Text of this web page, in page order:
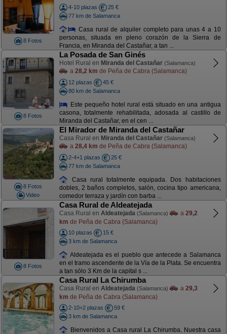
8 Fotos
4-10 plazas
25 €
77 km de Salamanca
Casa rural de alquiler completo para unas 4 a 10
personas, situada en pleno corazón de la Sierra de
Francia, en Miranda del Castañar, a tan ...
8 Fotos
La Posada de San Ginés
Hotel Rural en Miranda del Castañar (Salamanca)
a 28,2 km de Peña de Cabra (Salamanca)
12 plazas
45 €
80 km de Salamanca
Este pequeño hotel rural está situado en una antigua
casona, totalmente rehabilitada, adosada al castillo de
Miranda del Castañar, en el cen ...
8 Fotos
Video
El Mirador de Miranda del Castañar
Casa Rural en Miranda del Castañar (Salamanca)
a 28,4 km de Peña de Cabra (Salamanca)
2-4+1 plazas
25 €
77 km de Salamanca
Casa rural totalmente equipada. Dos habitaciones
dobles, 2 baños completos, salón, cocina tipo americana,
comedor terraza y jardín con barba ...
8 Fotos
Casa Rural de Aldeatejada
Casa Rural en Aldeatejada (Salamanca) a 29,2
km de Peña de Cabra (Salamanca)
10 plazas
15 €
3 km de Salamanca
Aldeatejada es el pueblo que antecede a Salamanca
en el tramo ascendente de la Vía de la Plata. Se encuentra
a tan sólo 3 Km de la capital s ...
Casa Rural La Chirumba
Casa Rural en Aldeatejada (Salamanca) a 29,3
km de Peña de Cabra (Salamanca)
2-10+2 plazas
59 €
3 km de Salamanca
Bienvenidos a Casa rural La Chirumba. Nuestra casa